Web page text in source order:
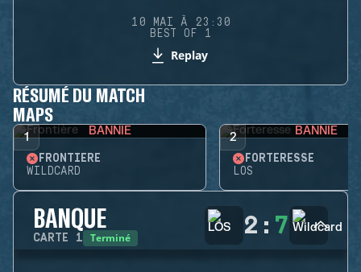
10 MAI À 23:30
BEST OF 1
Replay
RÉSUMÉ DU MATCH
MAPS
1 BANNIE
FRONTIÈRE
WILDCARD
2 BANNIE
FORTERESSE
LOS
BANQUE
CARTE 1 Terminé 2 : 7